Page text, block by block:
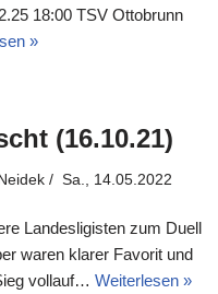
18:00 TSV Ottobrunn
»
(16.10.21)
Sa., 14.05.2022
Landesligisten zum Duell
waren klarer Favorit und
vollauf… Weiterlesen »